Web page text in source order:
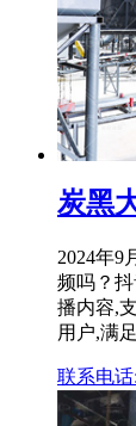
炭黑
2024年9
频吗？
播内容,
用户,满
联系电话